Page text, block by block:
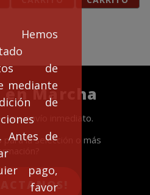
de
mediante
de
Antes de
pago,
favor
en Marcha
para envío inmediato.
la selección o más